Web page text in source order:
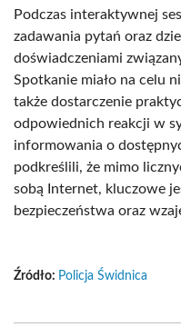
Podczas interaktywnej
zadawania pytań oraz
doświadczeniami
Spotkanie miało na celu
także dostarczenie
odpowiednich reakcji w
informowania o
podkreślili, że mimo
sobą Internet, kluczowe
bezpieczeństwa oraz
Źródło: Policja Świdnica